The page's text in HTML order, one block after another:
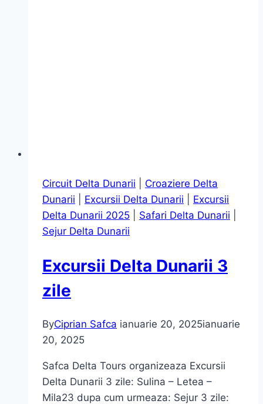
Circuit Delta Dunarii
Croaziere Delta
Dunarii
Excursii Delta Dunarii
Excursii
Delta Dunarii 2025
Safari Delta Dunarii
Sejur Delta Dunarii
Excursii Delta Dunarii 3
zile
ByCiprian Safca ianuarie 20, 2025ianuarie
20, 2025
Safca Delta Tours organizeaza Excursii
Delta Dunarii 3 zile: Sulina – Letea –
Mila23 dupa cum urmeaza: Sejur 3 zile: